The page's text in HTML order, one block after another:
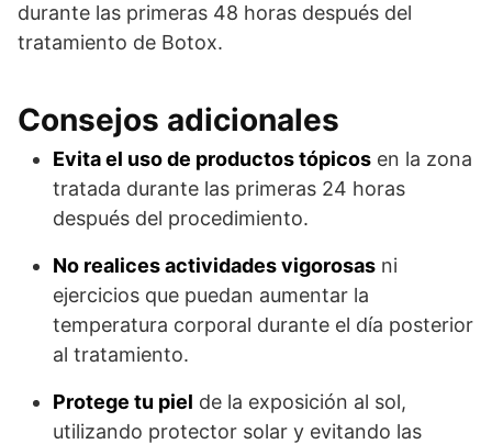
durante las primeras 48 horas después del
tratamiento de Botox.
Consejos adicionales
Evita el uso de productos tópicos en la zona
tratada durante las primeras 24 horas
después del procedimiento.
No realices actividades vigorosas ni
ejercicios que puedan aumentar la
temperatura corporal durante el día posterior
al tratamiento.
Protege tu piel de la exposición al sol,
utilizando protector solar y evitando las